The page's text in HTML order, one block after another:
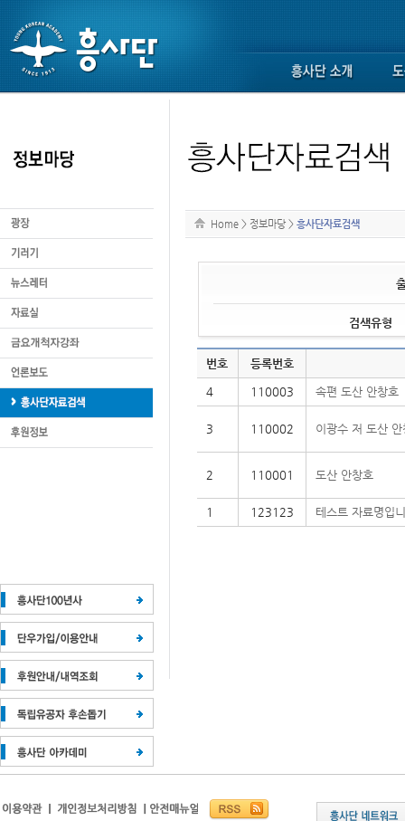
Home > 정보마당 > 흥사단자료검색
검색유형
번호 등록번호
4 110003 속편 도산 안창호
3 110002 이광수 저 도산 안
2 110001 도산 안창호
1 123123 테스트 자료명입